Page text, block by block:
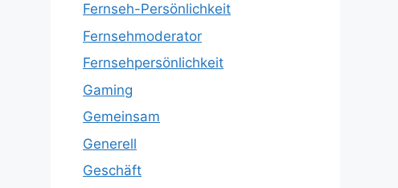
Fernseh-Persönlichkeit
Fernsehmoderator
Fernsehpersönlichkeit
Gaming
Gemeinsam
Generell
Geschäft